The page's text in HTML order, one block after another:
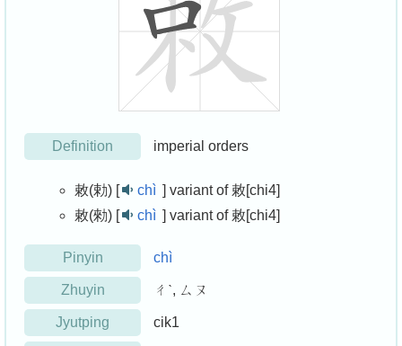
Definition imperial orders
敕(勅) [ chì ] variant of 敕[chi4]
敕(勑) [
chì ] variant of 敕[chi4]
Pinyin chì
Zhuyin ㄔˋ, ㄙㄡ
Jyutping cik1